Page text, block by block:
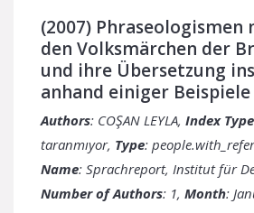
(2007) Phraseologismen
den Volksmärchen der
und ihre Übersetzung
anhand einiger Beispiele
Authors: COŞAN LEYLA, Index Type
taranmıyor, Type:
Name: Sprachreport, Institut für
Number of Authors: 1, Month: